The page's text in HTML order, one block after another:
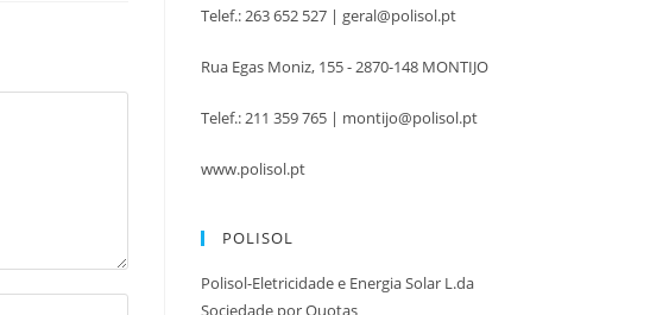
Telef.: 263 652 527 | geral@polisol.pt
Rua Egas Moniz, 155 - 2870-148 MONTIJO
Telef.: 211 359 765 | montijo@polisol.pt
www.polisol.pt
POLISOL
Polisol-Eletricidade e Energia Solar L.da
Sociedade por Quotas